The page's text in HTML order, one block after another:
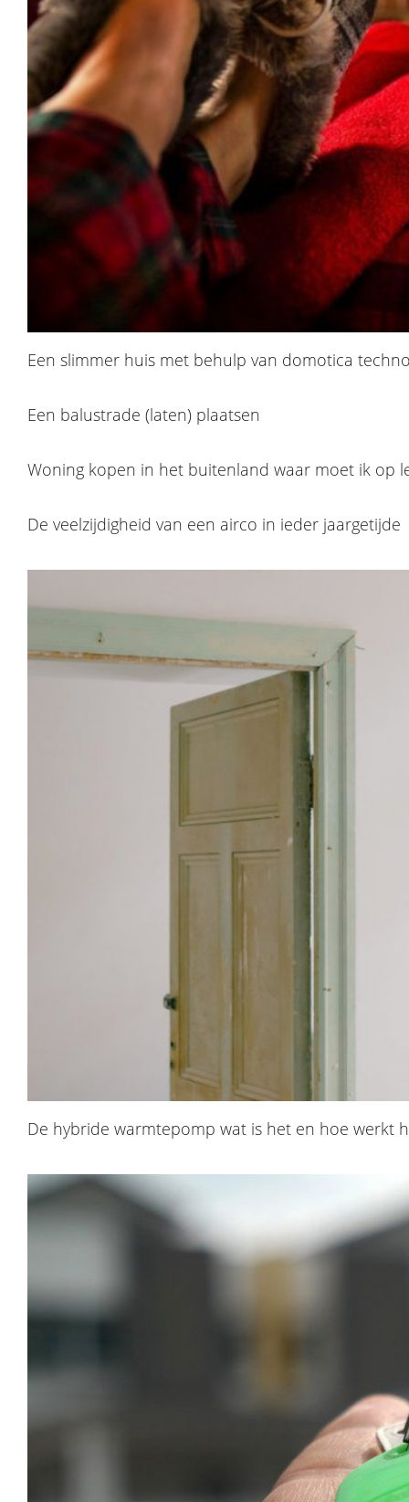
Een slimmer huis met behulp van domotica
Een balustrade (laten) plaatsen
Woning kopen in het buitenland waar moet ik op
De veelzijdigheid van een airco in ieder jaargetijde
De hybride warmtepomp wat is het en hoe werkt